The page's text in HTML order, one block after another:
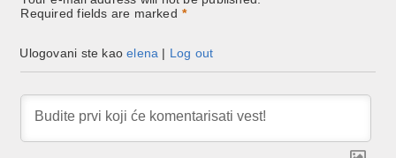
Required fields are marked *
Ulogovani ste kaoelena | Log out